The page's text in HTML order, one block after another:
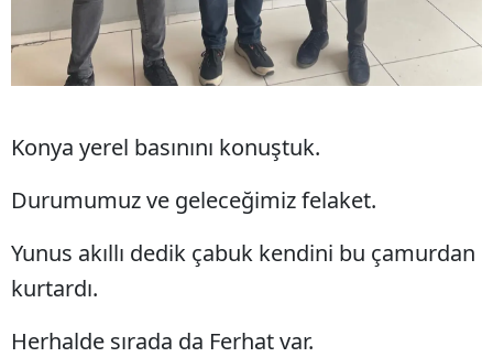
Konya yerel basınını konuştuk.
Durumumuz ve geleceğimiz felaket.
Yunus akıllı dedik çabuk kendini bu çamurdan
kurtardı.
Herhalde sırada da Ferhat var.